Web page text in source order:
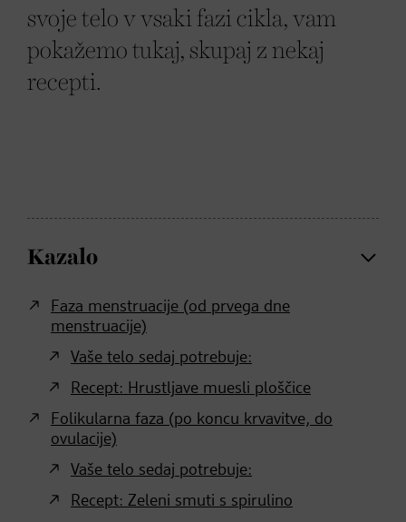
svoje telo v vsaki fazi cikla, vam
pokažemo tukaj, skupaj z nekaj
recepti.
Kazalo
Faza menstruacije (od prvega dne
menstruacije)
Vaše telo sedaj potrebuje:
Recept: Hrustljave muesli ploščice
Folikularna faza (po koncu krvavitve, do
ovulacije)
Vaše telo sedaj potrebuje:
Recept: Zeleni smuti s spirulino